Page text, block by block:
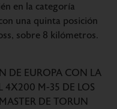
en la categoría
una quinta posición
sobre 8 kilómetros.